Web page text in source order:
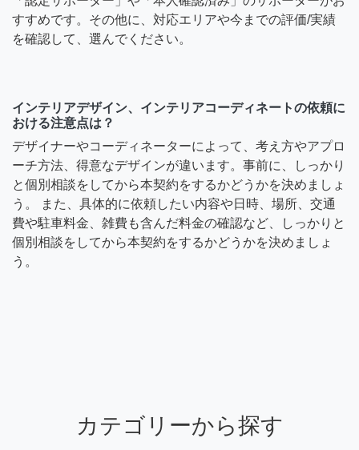
すすめです。その他に、対応エリアや今までの評価/実績
を確認して、選んでください。
インテリアデザイン、インテリアコーディネートの依頼に
おける注意点は？
デザイナーやコーディネーターによって、考え方やアプロ
ーチ方法、得意なデザインが違います。事前に、しっかり
と個別相談をしてから本契約をするかどうかを決めましょ
う。 また、具体的に依頼したい内容や日時、場所、交通
費や駐車料金、雑費も含んだ料金の確認など、しっかりと
個別相談をしてから本契約をするかどうかを決めましょ
う。
カテゴリーから探す